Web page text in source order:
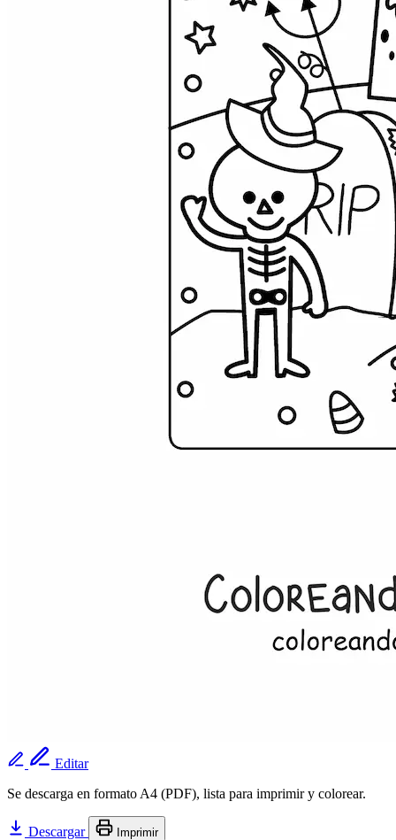
Editar
Se descarga en formato A4 (PDF), lista para imprimir y colorear.
Descargar Imprimir